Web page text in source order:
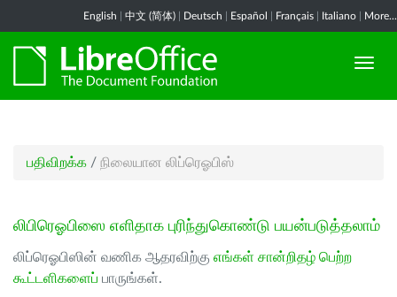
English 中文 (简体) Deutsch Español Français Italiano More...
பதிவிறக்க / நிலையான லிப்ரெஓபிஸ்
லிபிரெஓபிஸை எளிதாக புரிந்துகொண்டு பயன்படுத்தலாம்
லிப்ரெஓபிஸின் வணிக ஆதரவிற்கு எங்கள் சான்றிதழ் பெற்ற
கூட்டளிகளைப் பாருங்கள்.